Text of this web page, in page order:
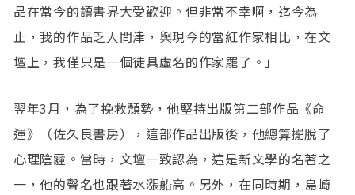
品在當今的讀書界大受歡迎。但非常不幸啊，迄今為
止，我的作品乏人問津，與現今的當紅作家相比，在文
壇上，我僅只是一個徒具虛名的作家罷了。」
翌年3月，為了挽救頹勢，他堅持出版第二部作品《命
運》（佐久良書房），這部作品出版後，他總算擺脫了
心理陰霾。當時，文壇一致認為，這是新文學的名著之
一，他的聲名也跟著水漲船高。另外，在同時期，島崎